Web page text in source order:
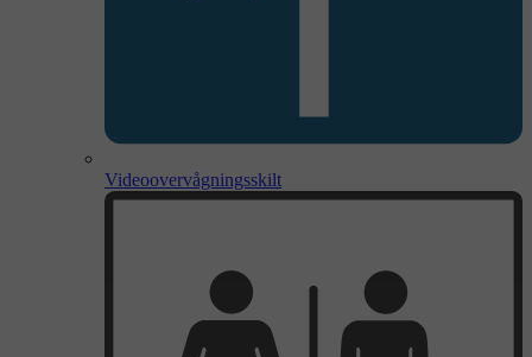
Videoovervågningsskilt